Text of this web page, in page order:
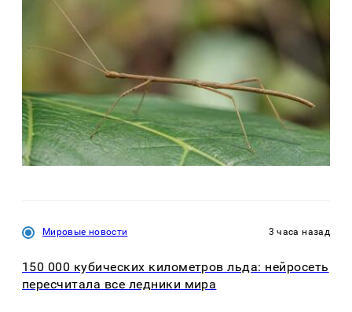
Мировые новости 3 часа назад
150 000 кубических километров льда: нейросеть
пересчитала все ледники мира